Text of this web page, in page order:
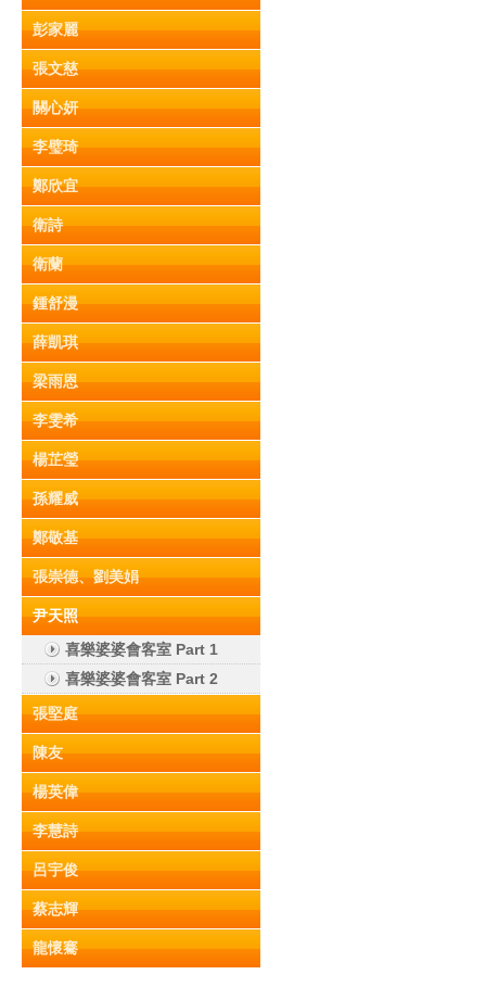
彭家麗
張文慈
關心妍
李璧琦
鄭欣宜
衛詩
衛蘭
鍾舒漫
薛凱琪
梁雨恩
李雯希
楊芷瑩
孫耀威
鄭敬基
張崇德、劉美娟
尹天照
喜樂婆婆會客室 Part 1
喜樂婆婆會客室 Part 2
張堅庭
陳友
楊英偉
李慧詩
呂宇俊
蔡志輝
龍懷騫